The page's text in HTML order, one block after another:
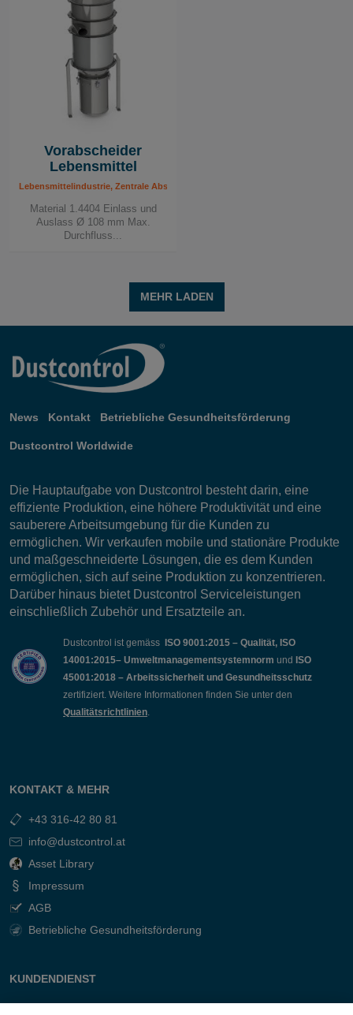
Vorabscheider
Lebensmittel
Lebensmittelindustrie, Zentrale Absaugsysteme Lebensmittel – Komponenten
Material 1.4404 Einlass und
Auslass Ø 108 mm Max.
Durchfluss...
MEHR LADEN
News Kontakt Betriebliche Gesundheitsförderung
Dustcontrol Worldwide
Die Hauptaufgabe von Dustcontrol besteht darin, eine
effiziente Produktion, eine höhere Produktivität und eine
sauberere Arbeitsumgebung für die Kunden zu
ermöglichen. Wir verkaufen mobile und stationäre Produkte
und maßgeschneiderte Lösungen, die es dem Kunden
ermöglichen, sich auf seine Produktion zu konzentrieren.
Darüber hinaus bietet Dustcontrol Serviceleistungen
einschließlich Zubehör und Ersatzteile an.
Dustcontrol ist gemäss
ISO 9001:2015 – Qualität, ISO
14001:2015– Umweltmanagementsystemnorm und ISO
45001:2018 – Arbeitssicherheit und Gesundheitsschutz
zertifiziert. Weitere Informationen finden Sie unter den
Qualitätsrichtlinien.
KONTAKT & MEHR
+43 316-42 80 81
info@dustcontrol.at
Asset Library
Impressum
AGB
Betriebliche Gesundheitsförderung
KUNDENDIENST